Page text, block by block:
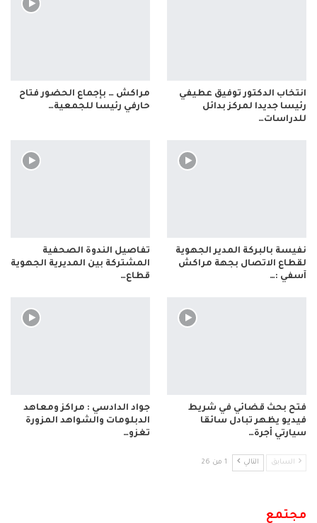
انتخاب الدكتور توفيق عطيفي
رئيسا جديدا لمركز بدائل
للدراسات…
مراكش … بإجماع الحضور فتاح
حارفي رئيسا للجمعية…
نفيسة بالبركة المدير الجهوية
لقطاع الاتصال بجهة مراكش
آسفي :…
تفاصيل الندوة الصحفية
المشتركة بين المديرية الجهوية
قطاع…
فتح بحث قضائي في شريط
فيديو يظهر تبادل سائقا
سيارتي أجرة…
جواد الدادسي : مراكز ومعاهد
الدبلومات والشواهد المزورة
تغزو…
السابق التالي 1 من 26
مجتمع